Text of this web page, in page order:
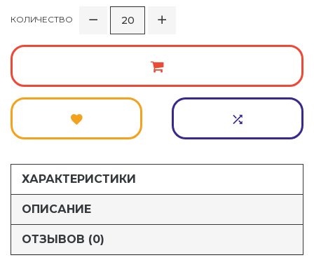
КОЛИЧЕСТВО
ХАРАКТЕРИСТИКИ
ОПИСАНИЕ
ОТЗЫВОВ (0)